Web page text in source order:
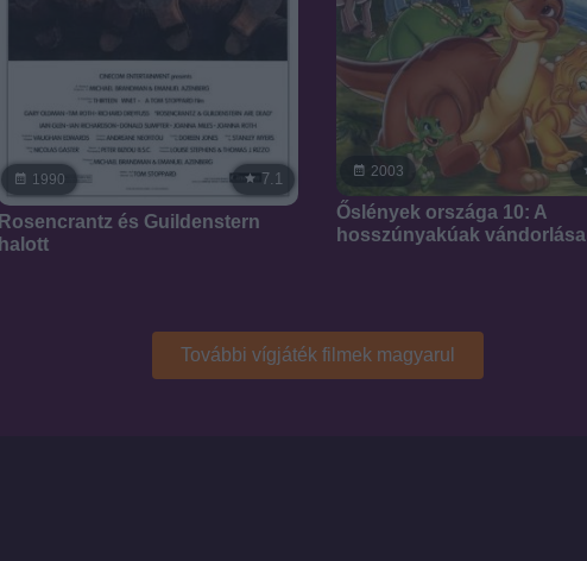
1990 7.1
Rosencrantz és Guildenstern
halott
2003
Őslények országa 10: A
hosszúnyakúak vándorlása
További vígjáték filmek magyarul